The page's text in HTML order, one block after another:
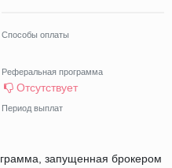
Способы оплаты
Реферальная программа
Отсутствует
Период выплат
запущенная брокером